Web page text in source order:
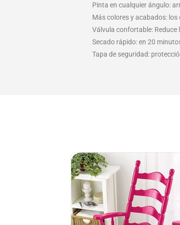
Pinta en cualquier ángulo:
Más colores y acabados: los
Válvula confortable: Reduce
Secado rápido: en 20
Tapa de seguridad: